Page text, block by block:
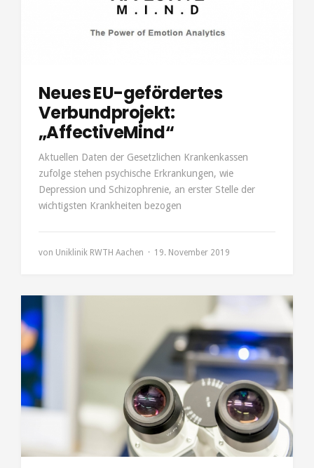
Neues EU-gefördertes
Verbundprojekt:
„AffectiveMind“
Aktuellen Daten der Gesetzlichen Krankenkassen
zufolge stehen psychische Erkrankungen, wie
Depression und Schizophrenie, an erster Stelle der
wichtigsten Krankheiten bezogen
von Uniklinik RWTH Aachen 19. November 2019